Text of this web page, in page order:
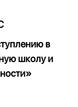
в
школу и